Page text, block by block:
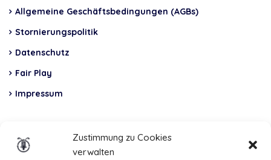
Zustimmung zu Cookies
verwalten
Allgemeine Geschäftsbedingungen (AGBs)
Stornierungspolitik
Datenschutz
Fair Play
Impressum
Total Casco, Partner